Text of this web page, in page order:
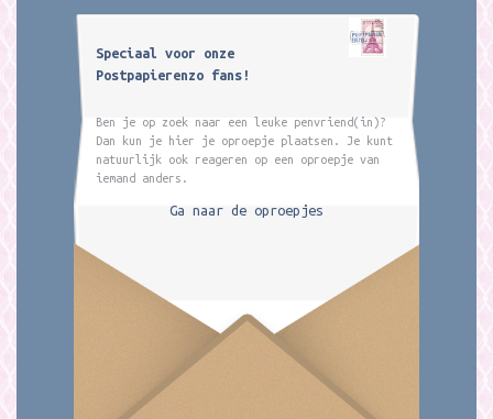
Speciaal voor onze
Postpapierenzo fans!
Ben je op zoek naar een leuke penvriend(in)?
Dan kun je hier je oproepje plaatsen. Je kunt
natuurlijk ook reageren op een oproepje van
iemand anders.
Ga naar de oproepjes